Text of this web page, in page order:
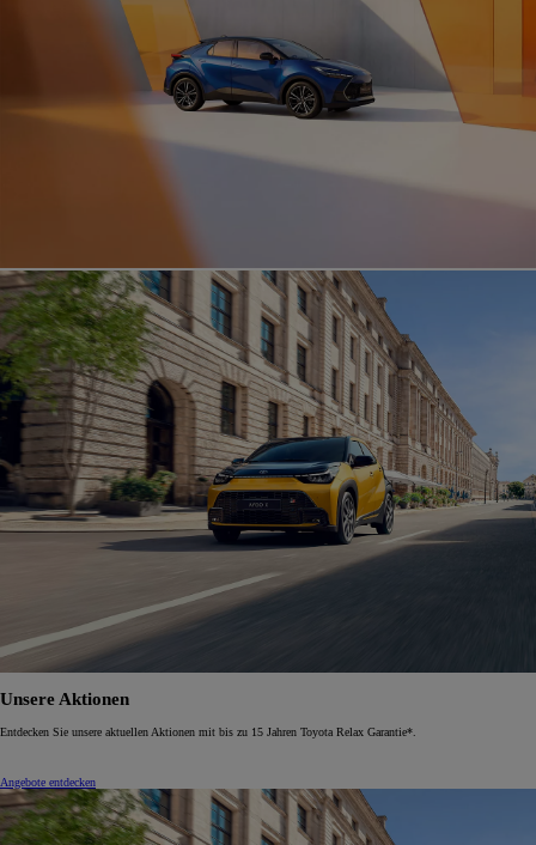
Unsere Aktionen
Entdecken Sie unsere aktuellen Aktionen mit bis zu 15 Jahren Toyota Relax Garantie*.
Angebote entdecken